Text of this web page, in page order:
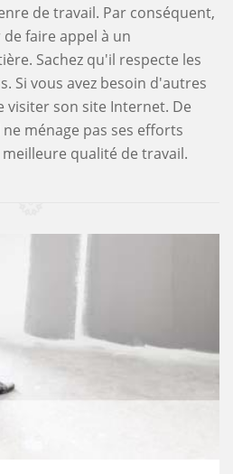
de travail. Par conséquent,
faire appel à un
Sachez qu'il respecte les
Si vous avez besoin d'autres
son site Internet. De
ménage pas ses efforts
qualité de travail.